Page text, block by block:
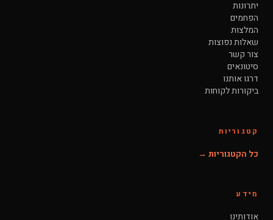
יתרונות
הפחמים
המלצות
שאלות נפוצות
צור קשר
סיטונאים
דרגו אותנו
ביקורות לקוחות
קטגוריות
כל הקטגוריות →
מידע
אודותינו